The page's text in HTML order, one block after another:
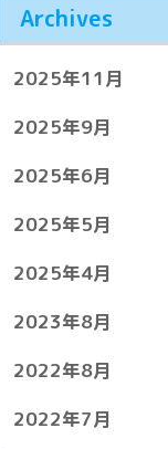
Archives
2025年11月
2025年9月
2025年6月
2025年5月
2025年4月
2023年8月
2022年8月
2022年7月